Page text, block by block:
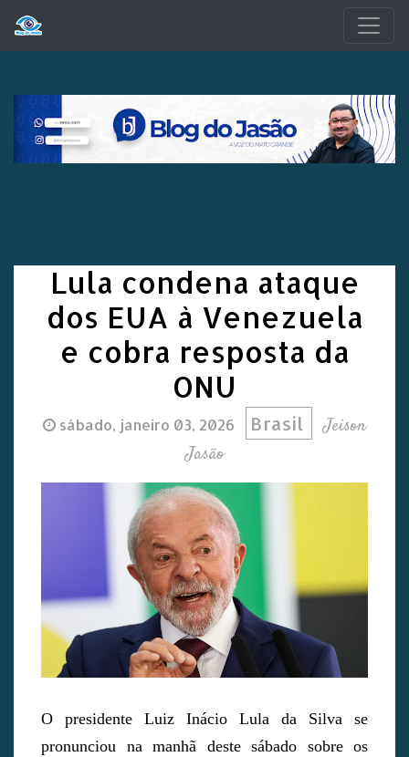
Lula condena ataque
dos EUA à Venezuela
e cobra resposta da
ONU
sábado, janeiro 03, 2026 Brasil
Jeison
Jasão
O presidente Luiz Inácio Lula da Silva se
pronunciou na manhã deste sábado sobre os